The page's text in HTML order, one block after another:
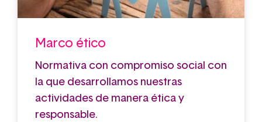
Marco ético
Normativa con compromiso social con
la que desarrollamos nuestras
actividades de manera ética y
responsable.